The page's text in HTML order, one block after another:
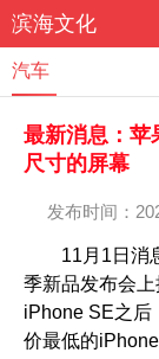
滨海文化
汽车
最新消息：苹
尺寸的屏幕
发布时间：
11月1日消息
季新品发布会
iPhone SE之后
价最低的iPhone